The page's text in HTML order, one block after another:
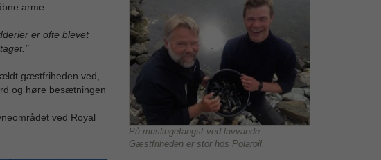
arme.
er ofte blevet
gæstfriheden ved,
og høre besætningen
ved Royal
På muslingefangst ved lavvande.
Gæstfriheden er stor hos Polaroil.